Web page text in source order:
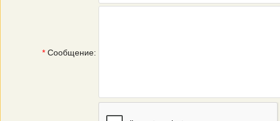
* Сообщение: